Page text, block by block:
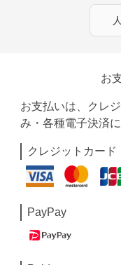
お
お支払いは、クレ
み・各種電子決済
クレジットカード
PayPay